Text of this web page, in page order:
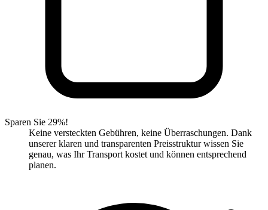
Sparen Sie 29%!
Keine versteckten Gebühren, keine Überraschungen. Dank
unserer klaren und transparenten Preisstruktur wissen Sie
genau, was Ihr Transport kostet und können entsprechend
planen.